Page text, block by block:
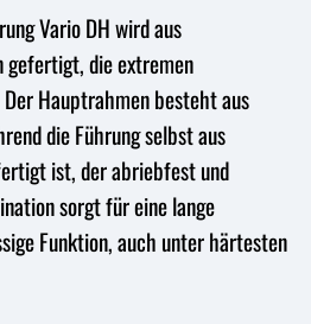
Vario DH wird aus
die extremen
Hauptrahmen besteht aus
die Führung selbst aus
ist, der abriebfest und
sorgt für eine lange
Funktion, auch unter härtesten